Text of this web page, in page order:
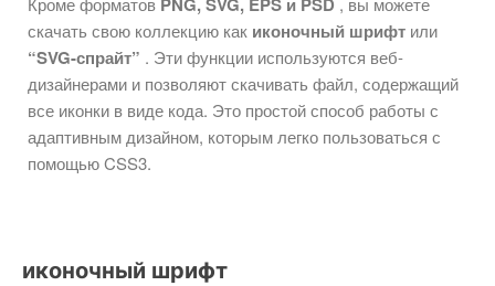
скачать свою коллекцию как иконочный шрифт или
“SVG-спрайт” . Эти функции используются веб-
дизайнерами и позволяют скачивать файл, содержащий
все иконки в виде кода. Это простой способ работы с
адаптивным дизайном, которым легко пользоваться с
помощью CSS3.
иконочный шрифт